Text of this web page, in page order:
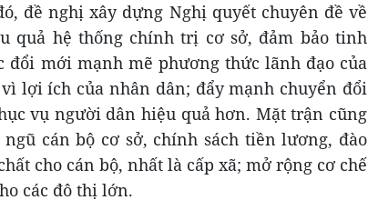
đề nghị xây dựng Nghị quyết chuyên đề về
quả hệ thống chính trị cơ sở, đảm bảo tinh
đổi mới mạnh mẽ phương thức lãnh đạo của
lợi ích của nhân dân; đẩy mạnh chuyển đổi
vụ người dân hiệu quả hơn. Mặt trận cũng
cán bộ cơ sở, chính sách tiền lương, đào
cho cán bộ, nhất là cấp xã; mở rộng cơ chế
các đô thị lớn.